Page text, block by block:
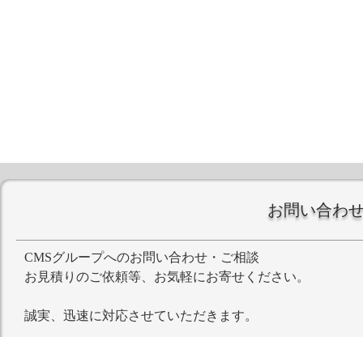
お問い合わ
CMSグループへのお問い合わせ・ご相談
お見積りのご依頼等、お気軽にお寄せください。
誠実、迅速に対応させていただきます。